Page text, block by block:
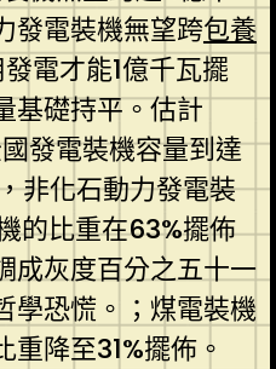
發電裝機無望跨包養
電才能1億千瓦擺
基礎持平。估計
發電裝機容量到達
非化石動力發電裝
的比重在63%擺佈
成灰度百分之五十一
學恐慌。；煤電裝機
重降至31%擺佈。